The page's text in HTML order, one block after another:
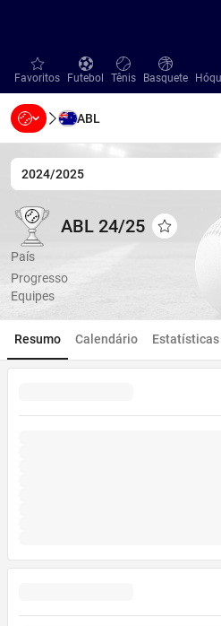
favorites
Favoritos Futebol
Futebol Tênis
Tênis Basquete
Basquete
Beisebol
Beisebol
ABL
2024/2025
ABL 24/25
ABL 24/25ABL 24/25
Adicionar
País
Progresso
Equipes
Resumo Calendário Estatísticas